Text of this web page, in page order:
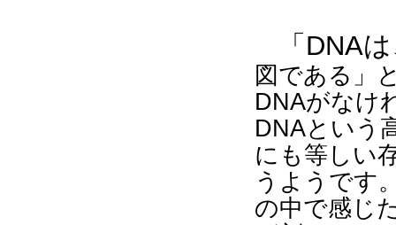
「 DNA
図である」
DNAがなけ
DNAという
にも等しい
うようです
の中で感じ